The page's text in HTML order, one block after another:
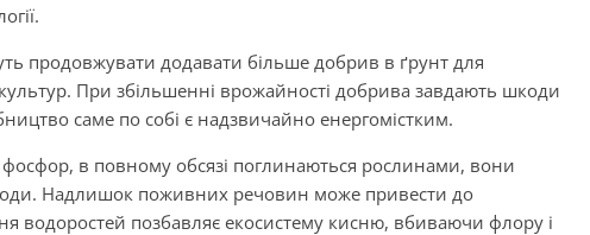
продовжувати додавати більше добрив в ґрунт для
При збільшенні врожайності добрива завдають шкоди
саме по собі є надзвичайно енергомістким.
в повному обсязі поглинаються рослинами, вони
Надлишок поживних речовин може привести до
водоростей позбавляє екосистему кисню, вбиваючи флору і